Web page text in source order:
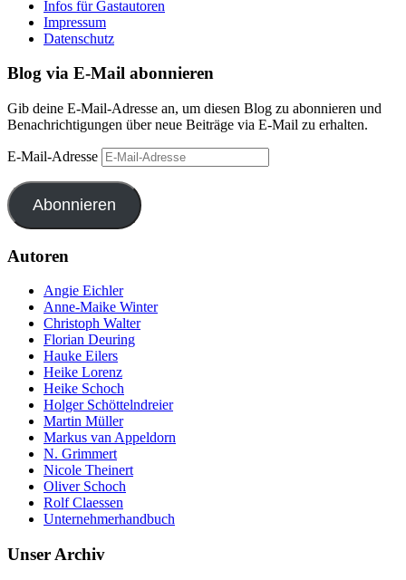
Infos für Gastautoren
Impressum
Datenschutz
Blog via E-Mail abonnieren
Gib deine E-Mail-Adresse an, um diesen Blog zu abonnieren und
Benachrichtigungen über neue Beiträge via E-Mail zu erhalten.
E-Mail-Adresse
Abonnieren
Autoren
Angie Eichler
Anne-Maike Winter
Christoph Walter
Florian Deuring
Hauke Eilers
Heike Lorenz
Heike Schoch
Holger Schöttelndreier
Martin Müller
Markus van Appeldorn
N. Grimmert
Nicole Theinert
Oliver Schoch
Rolf Claessen
Unternehmerhandbuch
Unser Archiv